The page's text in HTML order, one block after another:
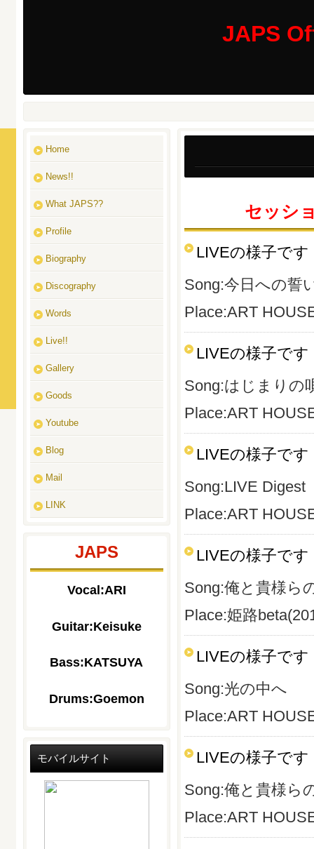
JAPS
セッシ
LIVEの様子です
Song:今日への誓
Place:ART
LIVEの様子です
Song:はじまりの
Place:ART
LIVEの様子です
Song:LIVE Digest
Place:ART
LIVEの様子です
Song:俺と貴様ら
Place:姫路
LIVEの様子です
Song:光の中へ
Place:ART
LIVEの様子です
Song:俺と貴様ら
Place:ART
Home
News!!
What JAPS??
Profile
Biography
Discography
Words
Live!!
Gallery
Goods
Youtube
Blog
Mail
LINK
JAPS
Vocal:ARI
Guitar:Keisuke
Bass:KATSUYA
Drums:Goemon
モバイルサイト